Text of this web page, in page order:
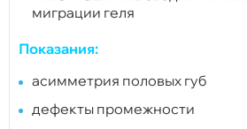
миграции геля
Показания:
асимметрия половых губ
дефекты промежности